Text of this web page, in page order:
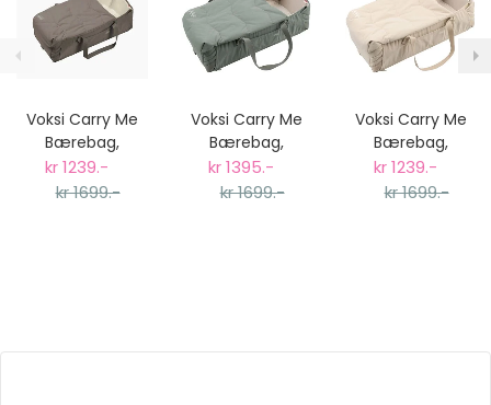
Voksi Carry Me
Bærebag,
Walnut
kr 1239.-
kr 1699.-
Voksi Carry Me
Bærebag,
Meadow Green
Leaf
kr 1395.-
kr 1699.-
Voksi Carry Me
Bærebag,
Seashell Sand
Leaf
kr 1239.-
kr 1699.-